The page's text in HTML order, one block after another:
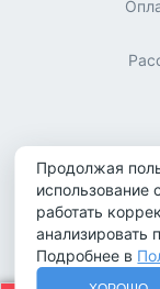
Продолжая
использование
работать
анализировать
Подробнее в
Политика
Политика
Политика
Не